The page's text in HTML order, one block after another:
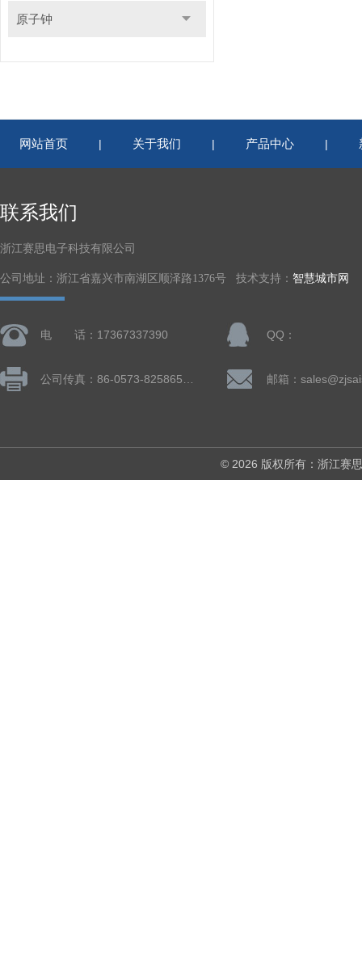
原子钟
网站首页 | 关于我们 | 产品中心 |
联系我们
浙江赛思电子科技有限公司
公司地址：浙江省嘉兴市南湖区顺泽路1376号 技术支持： 智慧城市网
电 话：17367337390 QQ：
邮箱：
© 2026 版权所有：浙江赛